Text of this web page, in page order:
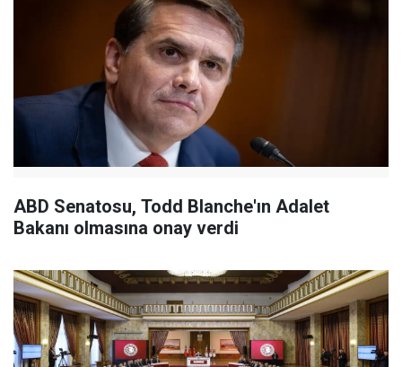
ABD Senatosu, Todd Blanche'ın Adalet
Bakanı olmasına onay verdi